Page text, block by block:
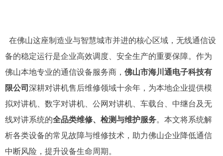
在佛山这座制造业与智慧城市并进的核心区域，无线通信设
备的稳定运行是企业高效调度、安全生产的重要保障。作为
佛山本地专业的通信设备服务商， 佛山市海川通电子科技有
限公司 深耕对讲机售后维修领域十余年，为本地企业提供模
拟对讲机、数字对讲机、公网对讲机、车载台、中继台及无
线对讲系统的全品类维修、检测与维护服务。本文将系统解
析各类设备的常见故障与维修技术，助力佛山企业降低通信
中断风险，提升设备生命周期。